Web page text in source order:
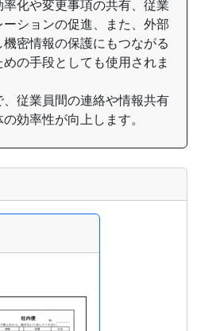
化や変更事項の共有、従業
ションの促進、また、外部
密情報の保護にもつながる
の手段としても使用されま
従業員間の連絡や情報共有
効率性が向上します。